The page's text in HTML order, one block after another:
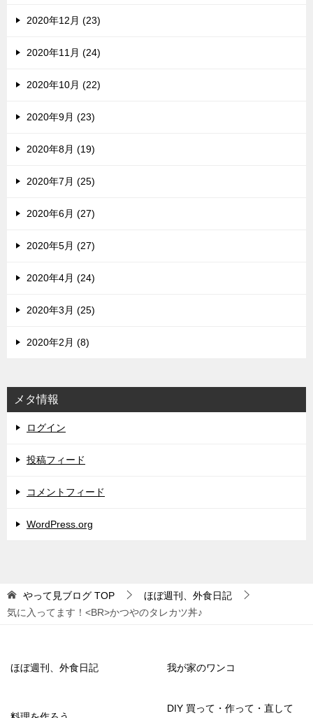
2020年12月 (23)
2020年11月 (24)
2020年10月 (22)
2020年9月 (23)
2020年8月 (19)
2020年7月 (25)
2020年6月 (27)
2020年5月 (27)
2020年4月 (24)
2020年3月 (25)
2020年2月 (8)
メタ情報
ログイン
投稿フィード
コメントフィード
WordPress.org
やって見ブログ TOP
ほぼ週刊、外食日記
気に入ってます！<BR>かつやのタレカツ丼♪
ほぼ週刊、外食日記 我が家のワンコ
DIY 買って・作って・直して